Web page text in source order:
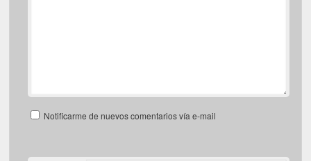
Notificarme de nuevos comentarios vía e-mail